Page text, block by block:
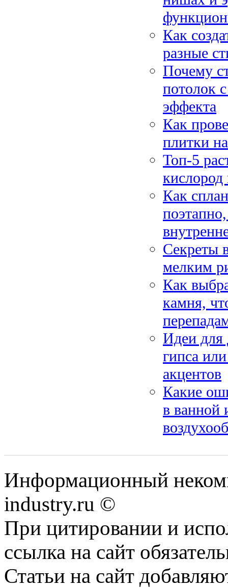
Как
разные
Почему
потолок
эффекта
Как
плитки
Топ-5
Как
Секреты
мелким
Как
камня,
Идеи для
гипса
акцентов
Какие
в ванной
Информационный
industry.ru ©
При цитировании и
ссылка на сайт
Статьи на сайт